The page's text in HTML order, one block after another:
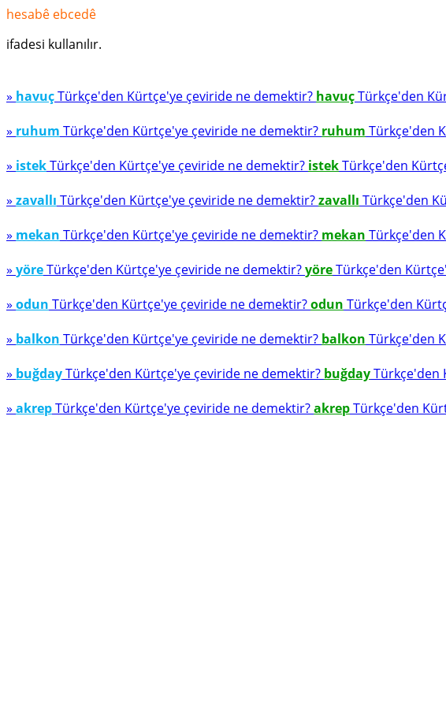
hesabê ebcedê
ifadesi kullanılır.
» havuçTürkçe'den Kürtçe'ye çeviride ne demektir? havuçTürkçe'den
» ruhum Türkçe'den Kürtçe'ye çeviride ne demektir? ruhum Türkçe'den
» istekTürkçe'den Kürtçe'ye çeviride ne demektir? istekTürkçe'den
» zavallı Türkçe'den Kürtçe'ye çeviride ne demektir?zavallı Türkçe'den
» mekan Türkçe'den Kürtçe'ye çeviride ne demektir? mekan Türkçe'den
» yöreTürkçe'den Kürtçe'ye çeviride ne demektir?yöreTürkçe'den
» odun Türkçe'den Kürtçe'ye çeviride ne demektir?odun Türkçe'den
» balkon Türkçe'den Kürtçe'ye çeviride ne demektir? balkon Türkçe'den
» buğdayTürkçe'den Kürtçe'ye çeviride ne demektir? buğdayTürkçe'den
» akrepTürkçe'den Kürtçe'ye çeviride ne demektir?akrepTürkçe'den